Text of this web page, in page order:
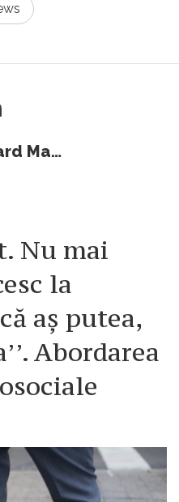
Decebal Leonard Marin
Nu mai
la
aș putea,
Abordarea